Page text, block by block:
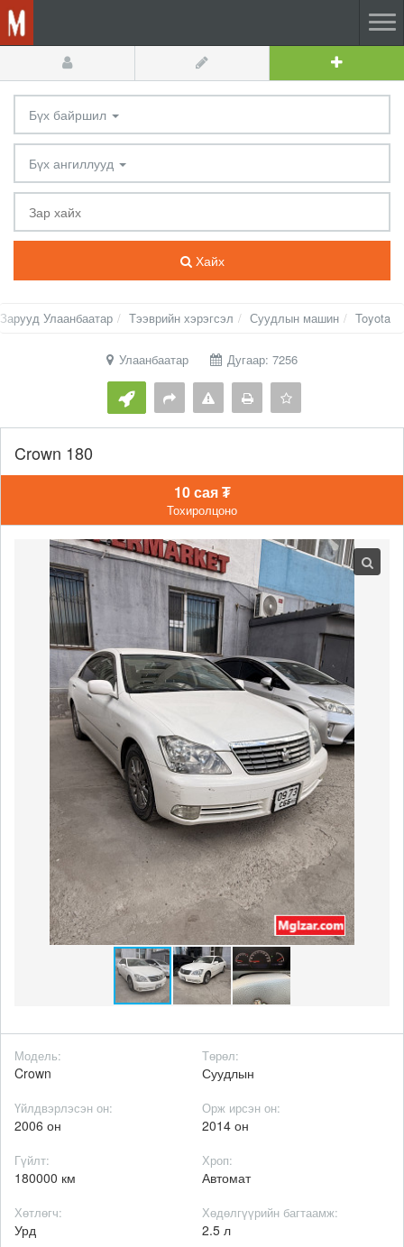
Бүх байршил
Бүх ангиллууд
Хайх
Зарууд Улаанбаатар Тээврийн хэрэгсэл Суудлын машин Toyota
Улаанбаатар Дугаар: 7256
Crown 180
10 сая ₮
Тохиролцоно
Модель:
Crown
Төрөл:
Суудлын
Үйлдвэрлэсэн он:
2006 он
Орж ирсэн он:
2014 он
Гүйлт:
180000 км
Хроп:
Автомат
Хөтлөгч:
Урд
Хөдөлгүүрийн багтаамж:
2.5 л